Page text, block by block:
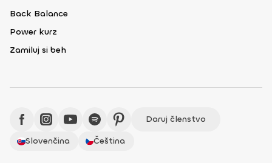
Back Balance
Power kurz
Zamiluj si beh
Daruj členstvo
Slovenčina
Čeština